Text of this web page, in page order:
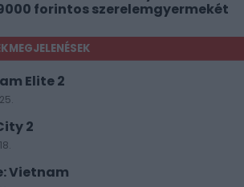
forintos szerelemgyermekét
Elite 2
2
Vietnam